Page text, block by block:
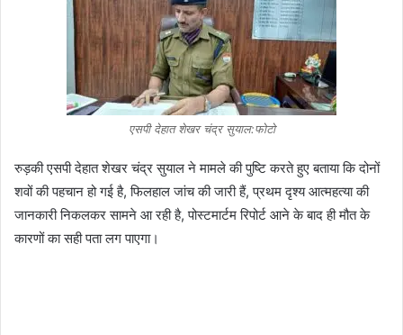
एसपी देहात शेखर चंद्र सुयाल:फोटो
रुड़की एसपी देहात शेखर चंद्र सुयाल ने मामले की पुष्टि करते हुए बताया कि दोनों
शवों की पहचान हो गई है, फिलहाल जांच की जारी हैं, प्रथम दृश्य आत्महत्या की
जानकारी निकलकर सामने आ रही है, पोस्टमार्टम रिपोर्ट आने के बाद ही मौत के
कारणों का सही पता लग पाएगा।